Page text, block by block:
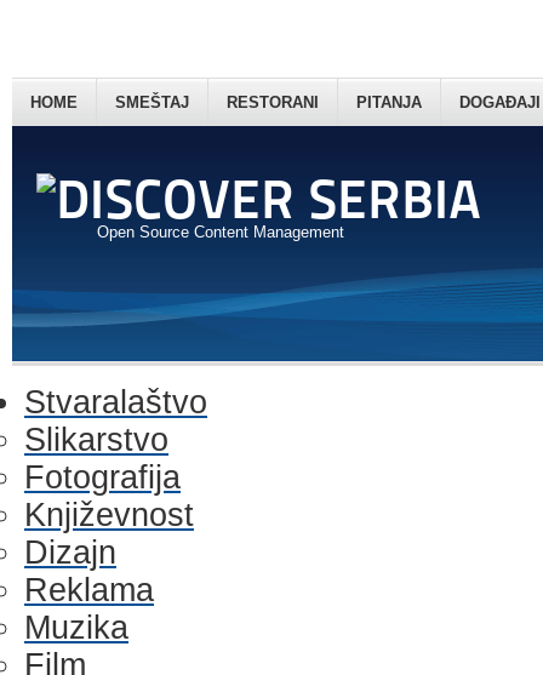
Open Source Content Management
HOME SMEŠTAJ RESTORANI PITANJA DOGAĐAJI
Stvaralaštvo
Slikarstvo
Fotografija
Književnost
Dizajn
Reklama
Muzika
Film